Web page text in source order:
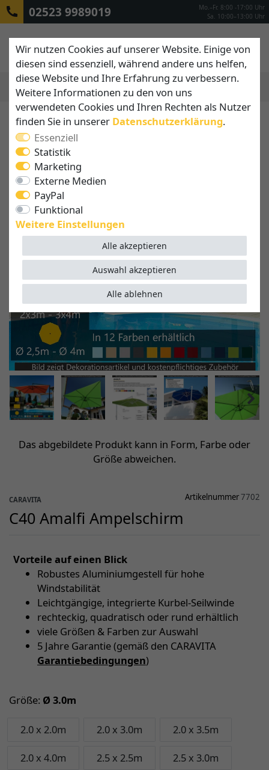
02523 9989019
Mo.–Fr. 8:00 -17:00 Uhr
Sa. 10:00–13:00 Uhr
Das abgebildete Produkt kann in Form, Farbe oder
Größe abweichen.
CARAVITA Artikelnummer7702
C40 Amalfi Ampelschirm
Vorteile auf einen Blick
Robustes Aluminiumgestell für hohe
Windstabilität
Leichtgängige, integrierte Kurbel-Seilwinde
rechteckig, quadratisch oder rund erhältlich
viele Größen & Farben zur Auswahl
5 Jahre Garantie (gemäß den CARAVITA
Garantiebedingungen)
Größe: Ø 3.0m
2.0 x 2.0m 2.0 x 3.0m 2.0 x 3.5m
2.0 x 4.0m 2.5 x 2.5m 2.5 x 3.0m
Wir nutzen Cookies auf unserer Website. Einige von
diesen sind essenziell, während andere uns helfen,
diese Website und Ihre Erfahrung zu verbessern.
Weitere Informationen zu den von uns
verwendeten Cookies und Ihren Rechten als Nutzer
finden Sie in unserer Daten­schutz­erklärung.
Essenziell
Statistik
Marketing
Externe Medien
PayPal
Funktional
Weitere Einstellungen
Alle akzeptieren
Alle ablehnen
Auswahl akzeptieren